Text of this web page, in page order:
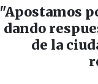
"Apostamos
dando
de la